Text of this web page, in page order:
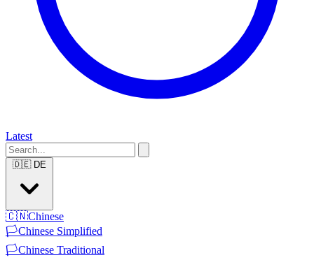
Latest
🇩🇪 DE
🇨🇳Chinese
🏳️Chinese Simplified
🏳️Chinese Traditional